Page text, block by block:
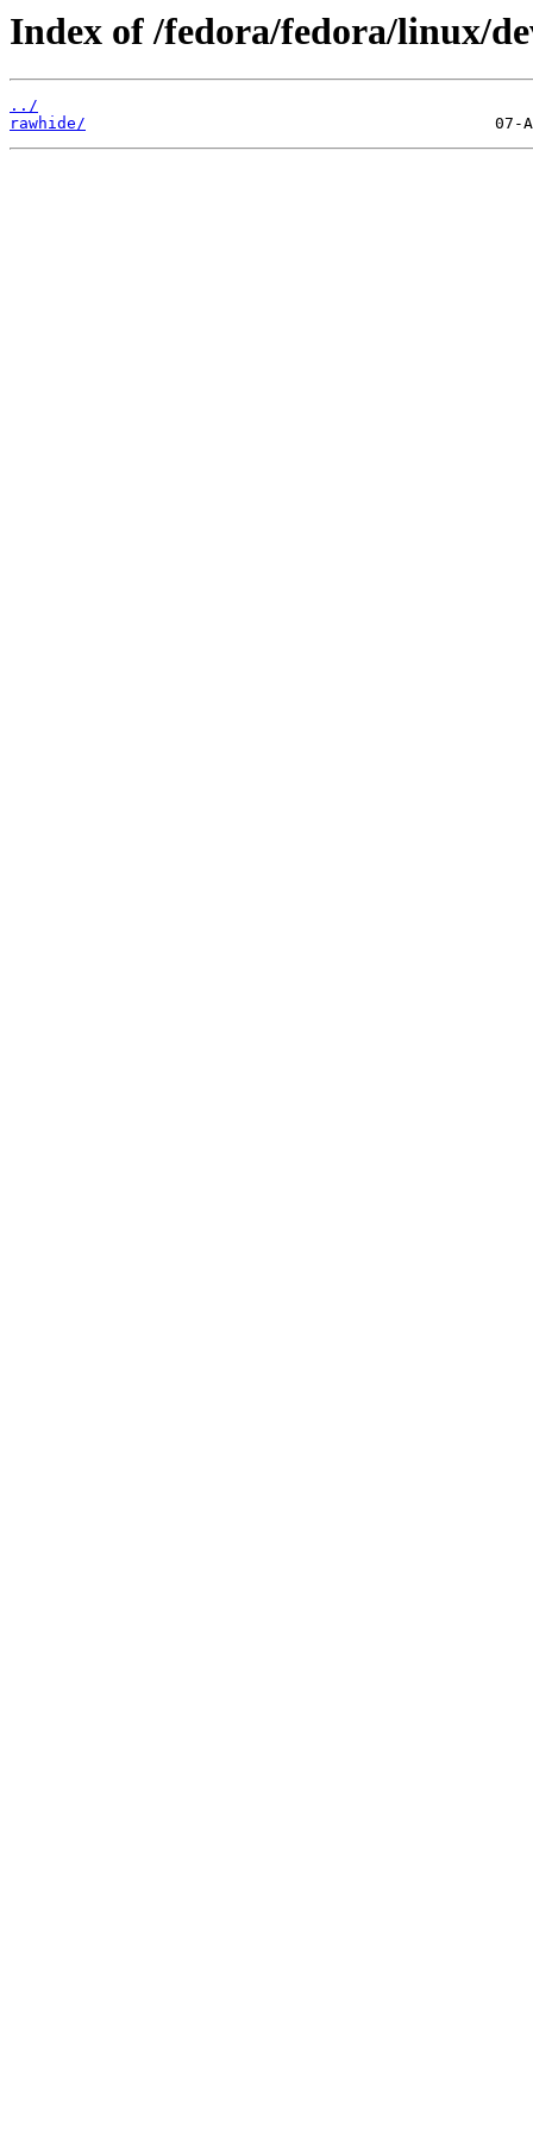
Index of /fedora/fedora/linux/
../
rawhide/